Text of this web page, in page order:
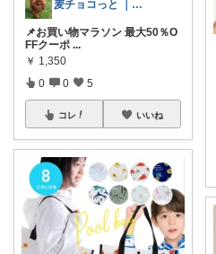
麦チョコっと ｜ キッズ＆ベビー 夏
📌お買い物マラソン 最大50％O
FFクーポ ...
￥ 1,350
0 0 5
コレ いいね